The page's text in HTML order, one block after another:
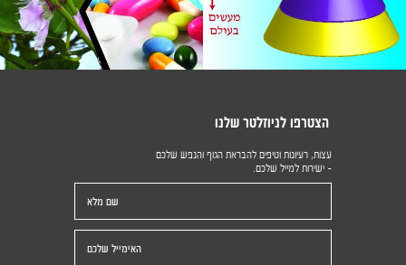
הצטרפו לניוזלטר שלנו
עצות, רעיונות וטיפים להבראת הגוף והנפש שלכם
- ישירות למייל שלכם.